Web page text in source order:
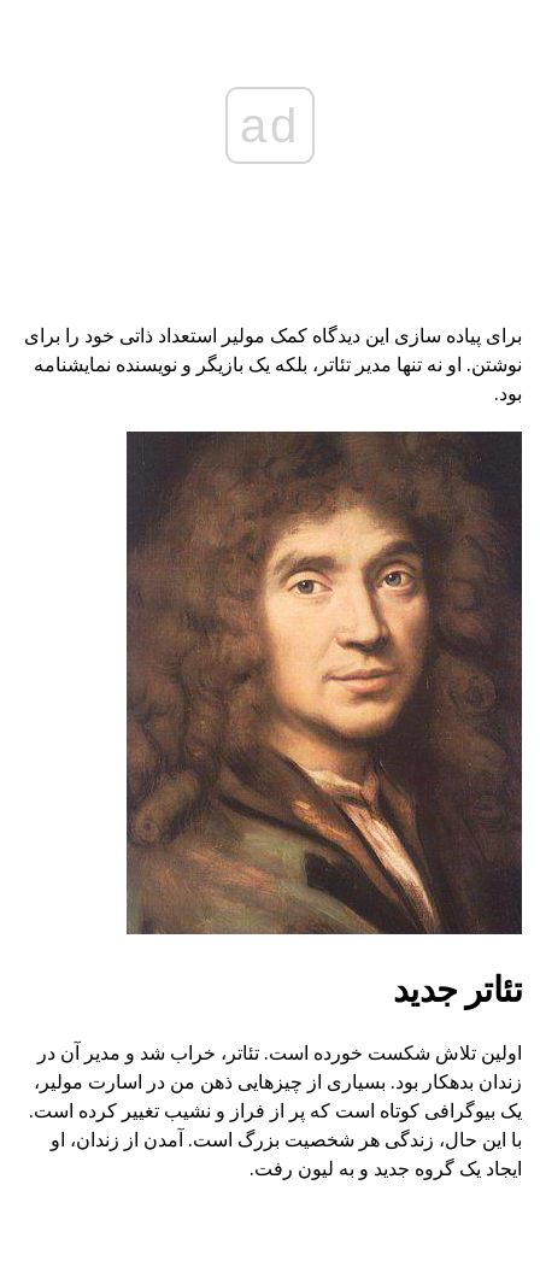
ad
برای پیاده سازی این دیدگاه کمک مولیر استعداد ذاتی خود را برای
نوشتن. او نه تنها مدیر تئاتر، بلکه یک بازیگر و نویسنده نمایشنامه
بود.
تئاتر جدید
اولین تلاش شکست خورده است. تئاتر، خراب شد و مدیر آن در
زندان بدهکار بود. بسیاری از چیزهایی ذهن من در اسارت مولیر،
یک بیوگرافی کوتاه است که پر از فراز و نشیب تغییر کرده است.
با این حال، زندگی هر شخصیت بزرگ است. آمدن از زندان، او
ایجاد یک گروه جدید و به لیون رفت.